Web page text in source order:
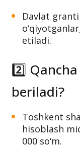
Davlat
etiladi.
2️⃣
beriladi?
Toshkent
hisoblash
000 so‘m.